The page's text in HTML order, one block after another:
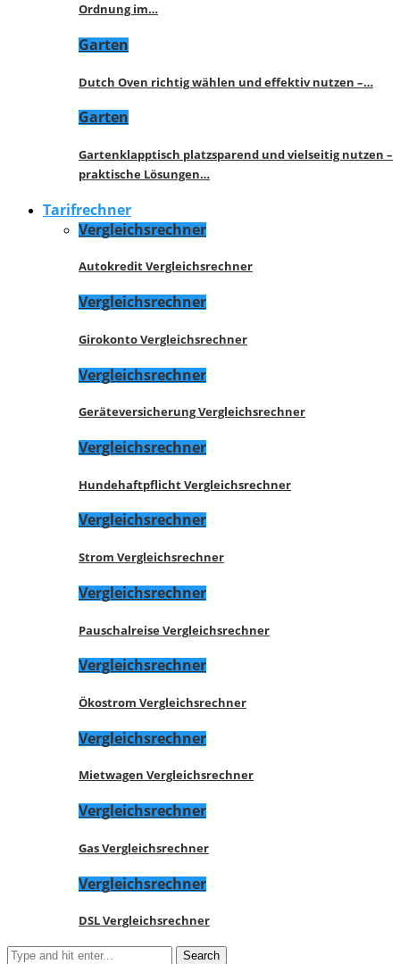
Ordnung im…
Garten
Dutch Oven richtig wählen und effektiv nutzen –…
Garten
Gartenklapptisch platzsparend und vielseitig nutzen –
praktische Lösungen…
Tarifrechner
Vergleichsrechner
Autokredit Vergleichsrechner
Vergleichsrechner
Girokonto Vergleichsrechner
Vergleichsrechner
Geräteversicherung Vergleichsrechner
Vergleichsrechner
Hundehaftpflicht Vergleichsrechner
Vergleichsrechner
Strom Vergleichsrechner
Vergleichsrechner
Pauschalreise Vergleichsrechner
Vergleichsrechner
Ökostrom Vergleichsrechner
Vergleichsrechner
Mietwagen Vergleichsrechner
Vergleichsrechner
Gas Vergleichsrechner
Vergleichsrechner
DSL Vergleichsrechner